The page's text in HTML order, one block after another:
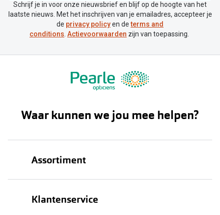
Schrijf je in voor onze nieuwsbrief en blijf op de hoogte van het
laatste nieuws. Met het inschrijven van je emailadres, accepteer je
de privacy policyen determs and
conditions. Actievoorwaarden zijn van toepassing.
Waar kunnen we jou mee helpen?
Assortiment
Klantenservice